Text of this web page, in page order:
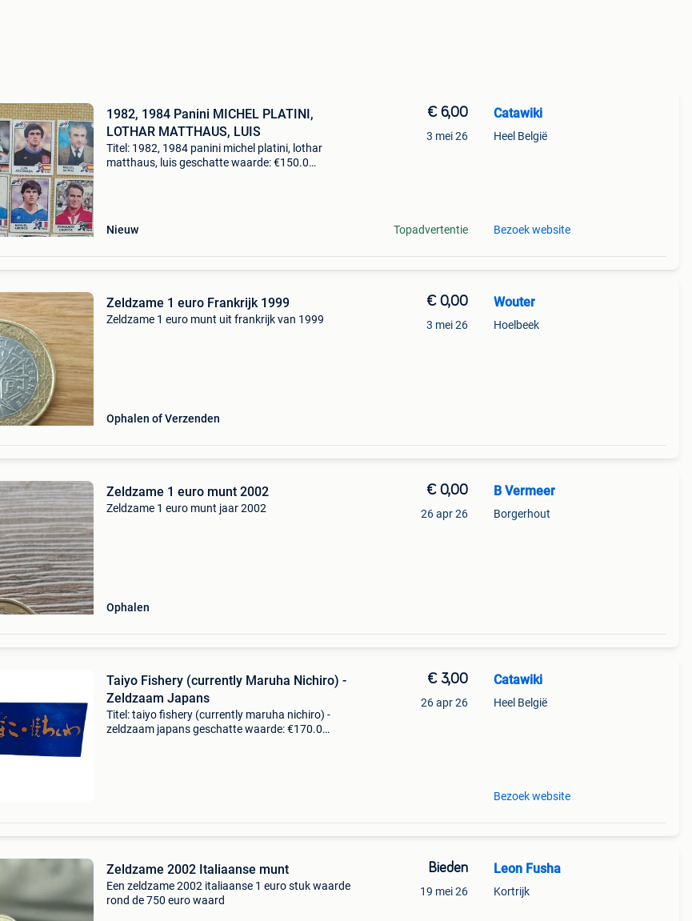
1982, 1984 Panini MICHEL PLATINI,
LOTHAR MATTHAUS, LUIS
Titel: 1982, 1984 panini michel platini, lothar
matthaus, luis geschatte waarde: €150.0
Nieuw
€ 6,00
3 mei 26
Topadvertentie
Catawiki
Heel België
Bezoek website
Zeldzame 1 euro Frankrijk 1999
Zeldzame 1 euro munt uit frankrijk van 1999
Ophalen of Verzenden
€ 0,00
3 mei 26
Wouter
Hoelbeek
Zeldzame 1 euro munt 2002
Zeldzame 1 euro munt jaar 2002
Ophalen
€ 0,00
26 apr 26
B Vermeer
Borgerhout
Taiyo Fishery (currently Maruha Nichiro) -
Zeldzaam Japans
Titel: taiyo fishery (currently maruha nichiro) -
zeldzaam japans geschatte waarde: €170.0
€ 3,00
26 apr 26
Catawiki
Heel België
Bezoek website
Zeldzame 2002 Italiaanse munt
Een zeldzame 2002 italiaanse 1 euro stuk waarde
rond de 750 euro waard
Bieden
19 mei 26
Leon Fusha
Kortrijk